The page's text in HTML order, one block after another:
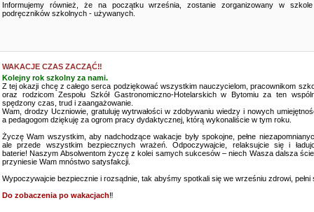
Informujemy również, że na początku września, zostanie zorganizowany w
podręczników szkolnych - używanych.
WAKACJE CZAS ZACZĄĆ‼️
Kolejny rok szkolny za nami.
Z tej okazji chcę z całego serca podziękować wszystkim nauczycielom, pracownikom
oraz rodzicom Zespołu Szkół Gastronomiczno-Hotelarskich w Bytomiu za ten
spędzony czas, trud i zaangażowanie.
Wam, drodzy Uczniowie, gratuluję wytrwałości w zdobywaniu wiedzy i nowych
a pedagogom dziękuję za ogrom pracy dydaktycznej, którą wykonaliście w tym roku.
Życzę Wam wszystkim, aby nadchodzące wakacje były spokojne, pełne
ale przede wszystkim bezpiecznych wrażeń. Odpoczywajcie, relaksujcie się i
baterie! Naszym Absolwentom życzę z kolei samych sukcesów – niech Wasza dalsza
przyniesie Wam mnóstwo satysfakcji.
Wypoczywajcie bezpiecznie i rozsądnie, tak abyśmy spotkali się we wrześniu zdrowi, pełni
Do zobaczenia po wakacjach‼️